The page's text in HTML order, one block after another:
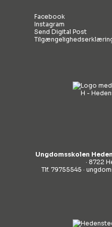
Facebook
Instagram
Send Digital Post
Ungdomsskolen
· 8722
Tlf. 79755545 ·